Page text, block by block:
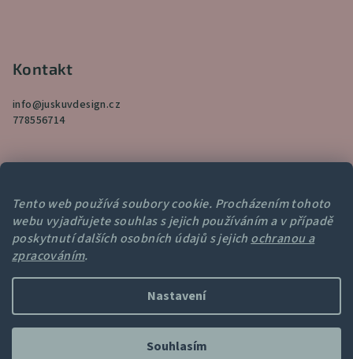
Tento web používá soubory cookie. Procházením tohoto
webu vyjadřujete souhlas s jejich používáním a v případě
poskytnutí dalších osobních údajů s jejich ochranou a
zpracováním.
Nastavení
Souhlasím
Kontakt
info@juskuvdesign.cz
778556714
Přijímáme online platby